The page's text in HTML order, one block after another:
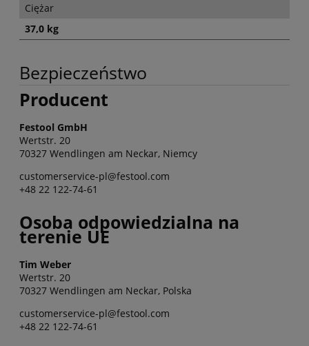
Ciężar
37,0 kg
Bezpieczeństwo
Producent
Festool GmbH
Wertstr. 20
70327 Wendlingen am Neckar, Niemcy
customerservice-pl@festool.com
+48 22 122-74-61
Osoba odpowiedzialna na
terenie UE
Tim Weber
Wertstr. 20
70327 Wendlingen am Neckar, Polska
customerservice-pl@festool.com
+48 22 122-74-61